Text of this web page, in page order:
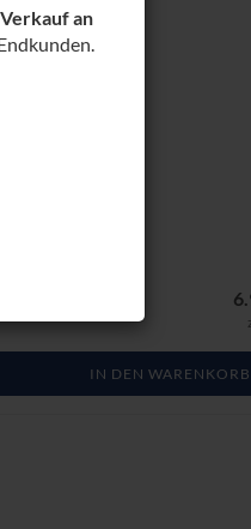
Verkauf an
IN DEN WARENKORB